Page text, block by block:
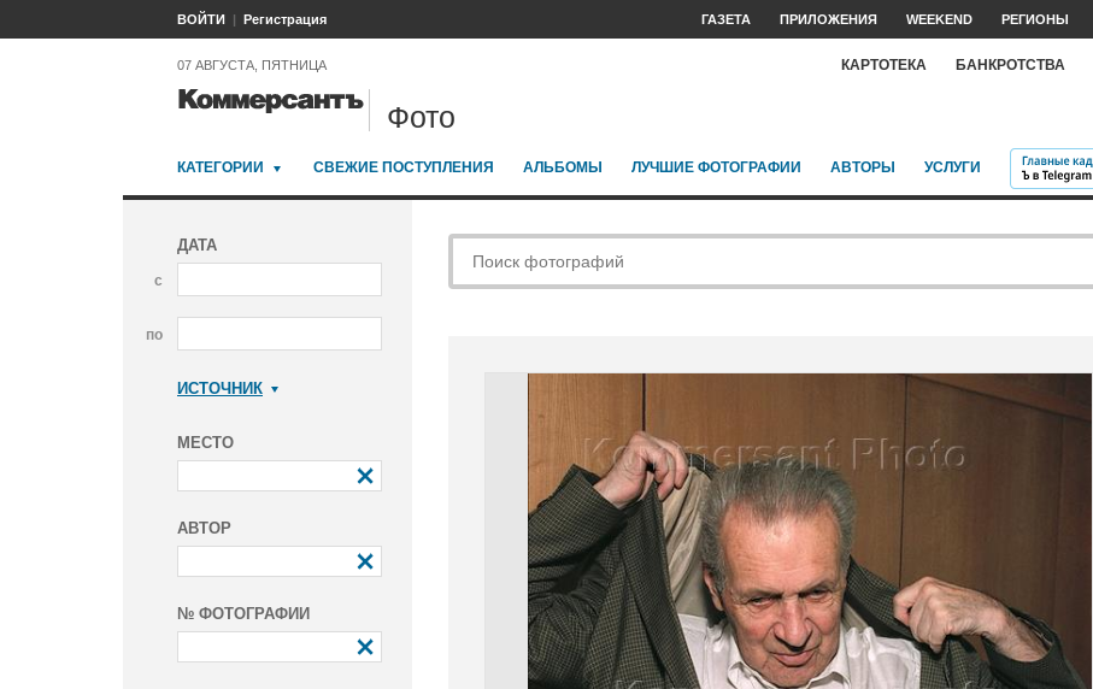
ВОЙТИ Регистрация ГАЗЕТА ПРИЛОЖЕНИЯ WEEKEND РЕГИОНЫ
07 АВГУСТА, ПЯТНИЦА КАРТОТЕКА БАНКРОТСТВА
Фото
КАТЕГОРИИ СВЕЖИЕ ПОСТУПЛЕНИЯ АЛЬБОМЫ ЛУЧШИЕ ФОТОГРАФИИ АВТОРЫ УСЛУГИ
ДАТА
с
по
ИСТОЧНИК
МЕСТО
АВТОР
№ ФОТОГРАФИИ